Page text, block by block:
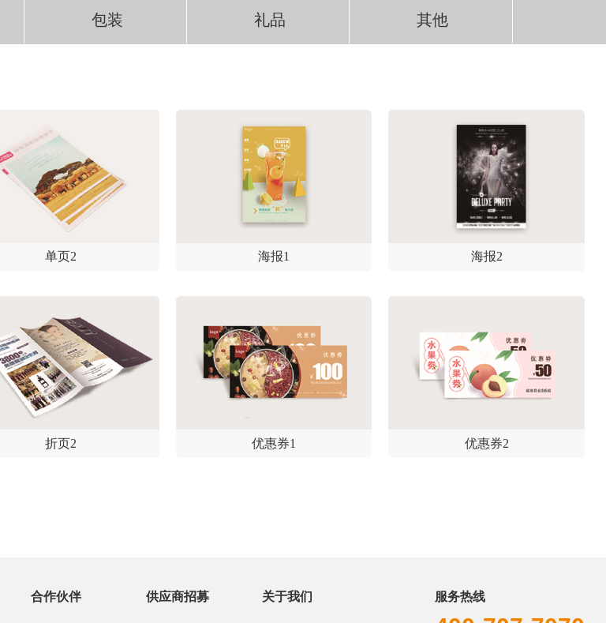
包装 礼品 其他
单页2 海报1 海报2
折页2 优惠券1 优惠券2
服务热线
合作伙伴 供应商招募 关于我们